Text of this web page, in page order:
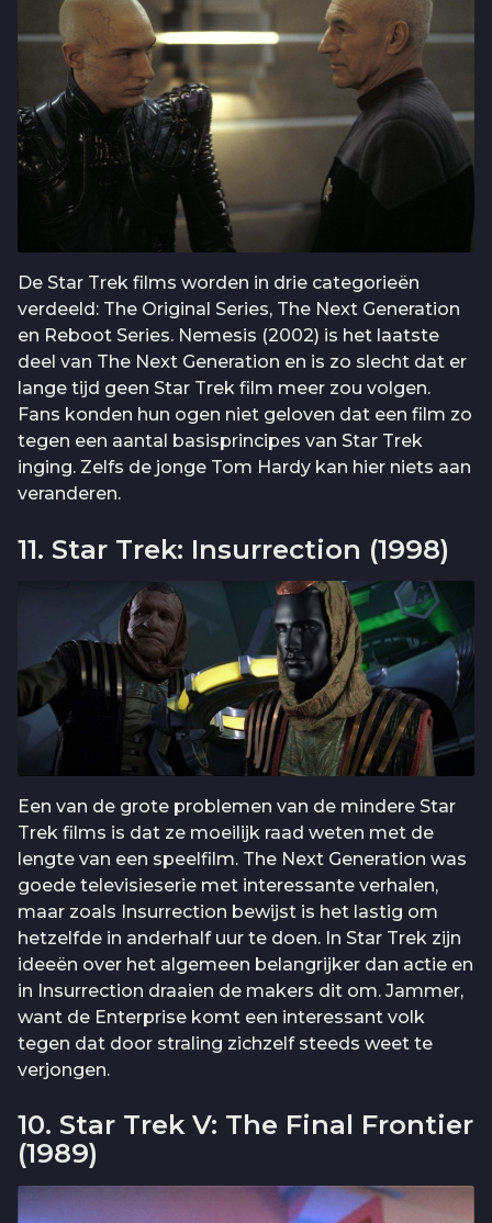
De Star Trek films worden in drie categorieën
verdeeld: The Original Series, The Next Generation
en Reboot Series. Nemesis (2002) is het laatste
deel van The Next Generation en is zo slecht dat er
lange tijd geen Star Trek film meer zou volgen.
Fans konden hun ogen niet geloven dat een film zo
tegen een aantal basisprincipes van Star Trek
inging. Zelfs de jonge Tom Hardy kan hier niets aan
veranderen.
11. Star Trek: Insurrection (1998)
Een van de grote problemen van de mindere Star
Trek films is dat ze moeilijk raad weten met de
lengte van een speelfilm. The Next Generation was
goede televisieserie met interessante verhalen,
maar zoals Insurrection bewijst is het lastig om
hetzelfde in anderhalf uur te doen. In Star Trek zijn
ideeën over het algemeen belangrijker dan actie en
in Insurrection draaien de makers dit om. Jammer,
want de Enterprise komt een interessant volk
tegen dat door straling zichzelf steeds weet te
verjongen.
10. Star Trek V: The Final Frontier
(1989)